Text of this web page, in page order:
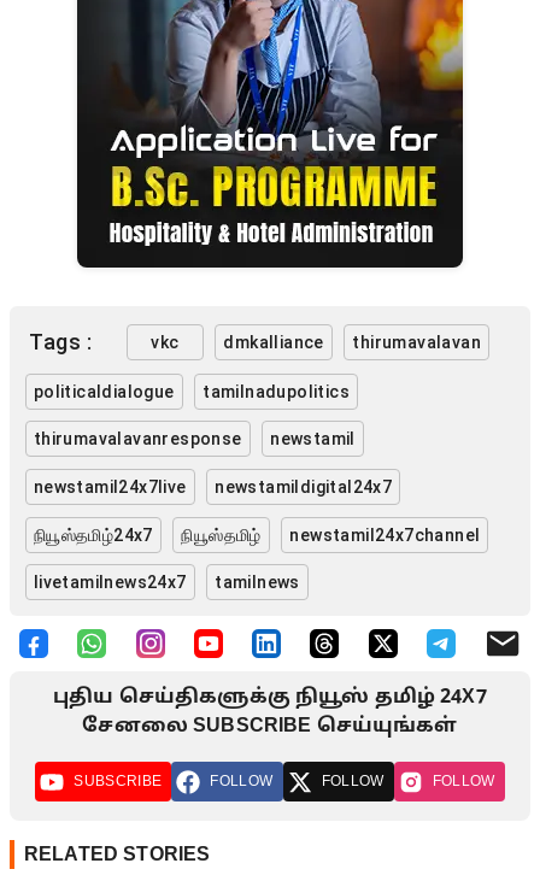
Tags : vkc dmkalliance thirumavalavan
politicaldialogue tamilnadupolitics
thirumavalavanresponse newstamil
newstamil24x7live newstamildigital24x7
நியூஸ்தமிழ்24x7 நியூஸ்தமிழ் newstamil24x7channel
livetamilnews24x7 tamilnews
புதிய செய்திகளுக்கு நியூஸ் தமிழ் 24X7
சேனலை SUBSCRIBE செய்யுங்கள்
SUBSCRIBE FOLLOW FOLLOW FOLLOW
RELATED STORIES